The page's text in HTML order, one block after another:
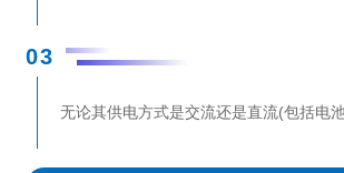
03
无论其供电方式是交流还是直流(包括电池